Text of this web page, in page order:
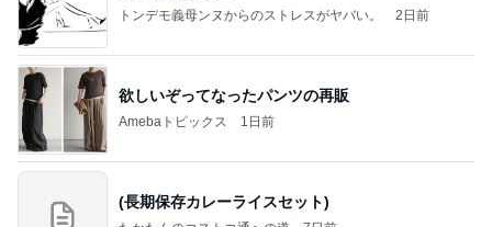
トンデモ義母ンヌからのストレスがヤバい。 2日前
欲しいぞってなったパンツの再販
Amebaトピックス 1日前
(長期保存カレーライスセット)